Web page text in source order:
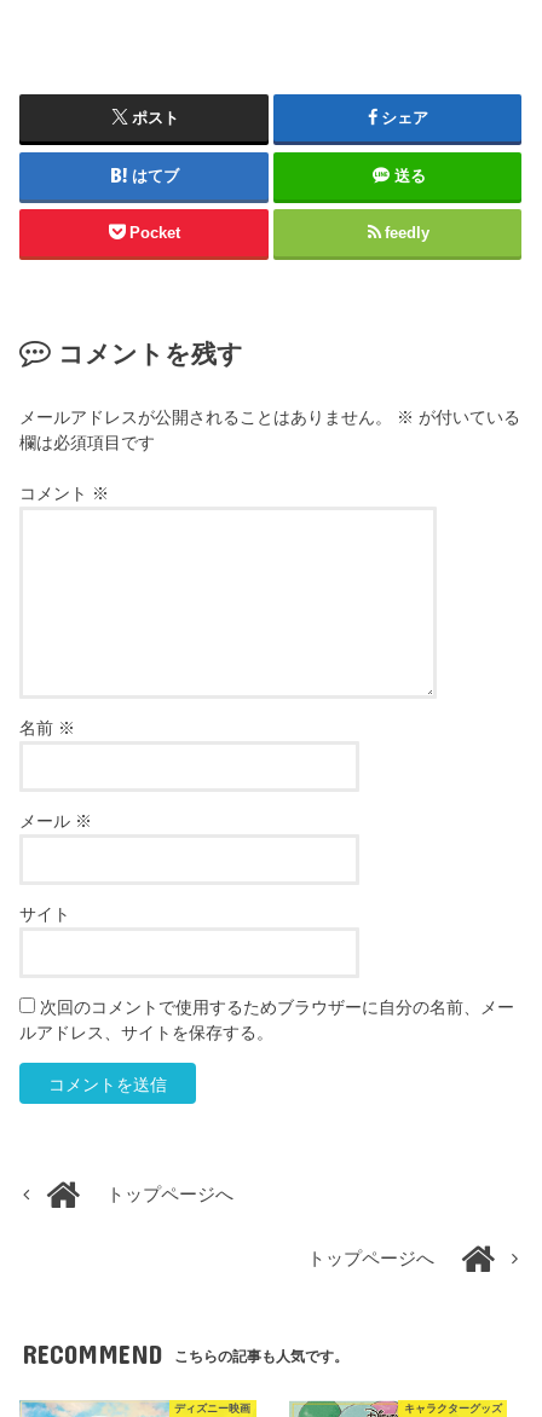
ポスト シェア
はてブ 送る
Pocket feedly
コメントを残す
メールアドレスが公開されることはありません。 ※ が付いている
欄は必須項目です
コメント ※
名前 ※
メール ※
サイト
次回のコメントで使用するためブラウザーに自分の名前、メー
ルアドレス、サイトを保存する。
トップページへ
トップページへ
RECOMMEND こちらの記事も人気です。
ディズニー映画 キャラクターグッズ